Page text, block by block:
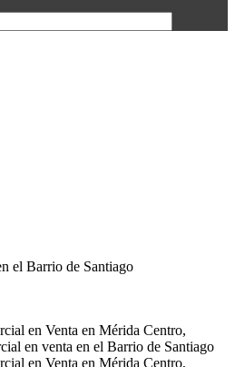
el Barrio de Santiago